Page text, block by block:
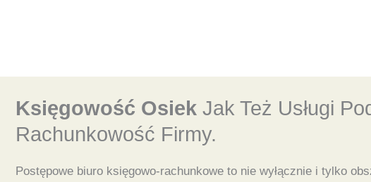
Księgowość Osiek Jak Też Usługi
Rachunkowość Firmy.
Postępowe biuro księgowo-rachunkowe to nie wyłącznie i tylko